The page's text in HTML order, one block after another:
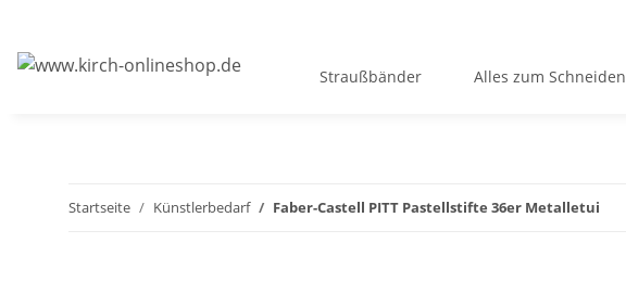
Straußbänder Alles zum Schneiden
Startseite Künstlerbedarf Faber-Castell PITT Pastellstifte 36er Metalletui